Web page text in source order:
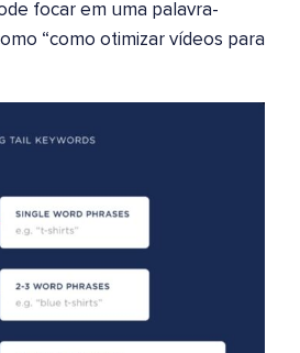
focar em uma palavra-
“como otimizar vídeos para